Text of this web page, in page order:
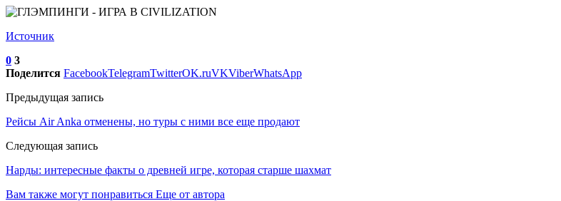
Источник
0 3
Поделится FacebookTelegramTwitterOK.ruVKViberWhatsApp
Предыдущая запись
Рейсы Air Anka отменены, но туры с ними все еще продают
Следующая запись
Нарды: интересные факты о древней игре, которая старше шахмат
Вам также могут понравиться Еще от автора